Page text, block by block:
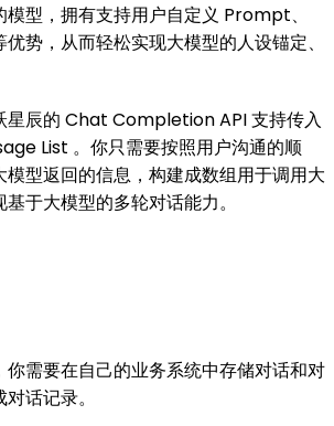
型，拥有支持用户自定义 Prompt、
势，从而轻松实现大模型的人设锚定、
星辰的 Chat Completion API 支持传入
List 。你只需要按照用户沟通的顺
型返回的信息，构建成数组用于调用大
于大模型的多轮对话能力。
需要在自己的业务系统中存储对话和对
话记录。